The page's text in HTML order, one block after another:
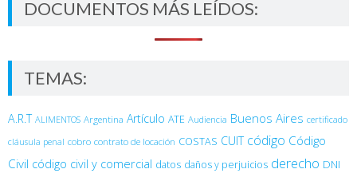
DOCUMENTOS MÁS LEÍDOS:
TEMAS:
A.R.T ALIMENTOS Argentina Artículo ATE Audiencia Buenos Aires certificado
cláusula penal cobro contrato de locación COSTAS CUIT código Código
Civil código civil y comercial datos daños y perjuicios derecho DNI